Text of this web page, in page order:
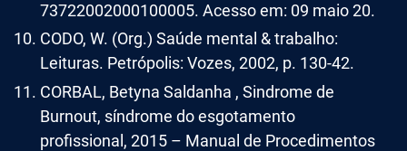
73722002000100005. Acesso em: 09 maio 20.
CODO, W. (Org.) Saúde mental & trabalho:
Leituras. Petrópolis: Vozes, 2002, p. 130-42.
CORBAL, Betyna Saldanha , Sindrome de
Burnout, síndrome do esgotamento
profissional, 2015 – Manual de Procedimentos